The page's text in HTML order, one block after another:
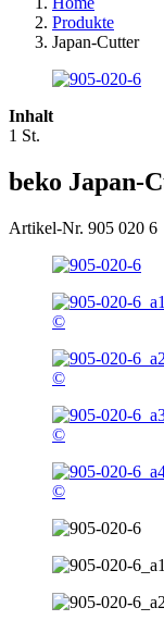
Produkte
Japan-Cutter
Inhalt
1 St.
beko Japan-
Artikel-Nr. 905 020 6
©
©
©
©